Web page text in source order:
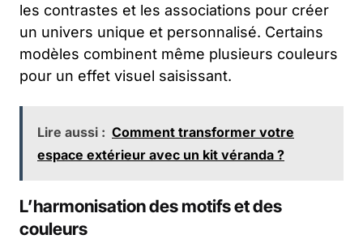
les contrastes et les associations pour créer
un univers unique et personnalisé. Certains
modèles combinent même plusieurs couleurs
pour un effet visuel saisissant.
Lire aussi : Comment transformer votre
espace extérieur avec un kit véranda ?
L’harmonisation des motifs et des
couleurs